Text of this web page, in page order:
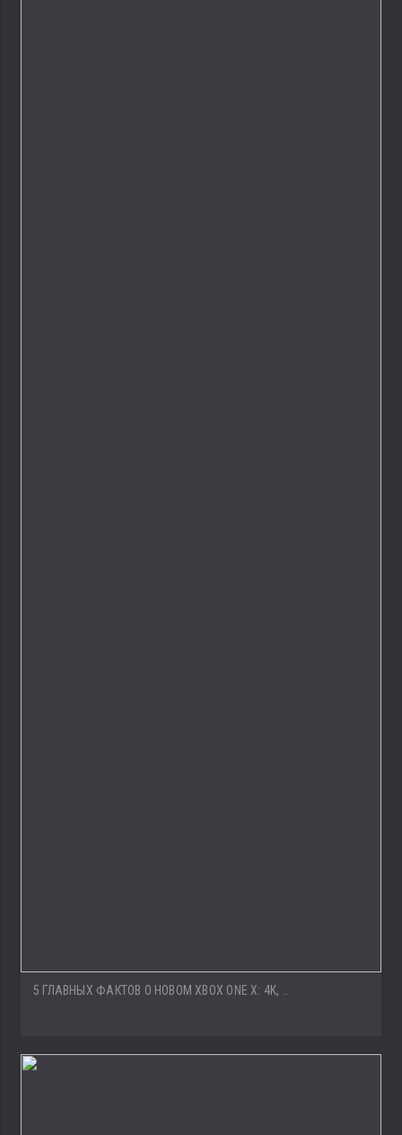
5 ГЛАВНЫХ ФАКТОВ О НОВОМ XBOX ONE X: 4K, ..